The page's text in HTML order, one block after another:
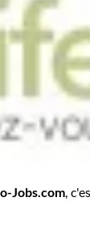
Jobs.com,